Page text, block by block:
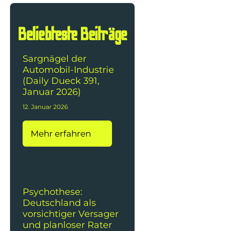
Beliebteste Beiträge
Sargnägel der
Automobil-Industrie
(Daily Dueck 391,
Januar 2026)
12. Januar 2026
Mehr erfahren
Psychothese:
Deutschland als
vorsichtiger Versager
und planloser Rater